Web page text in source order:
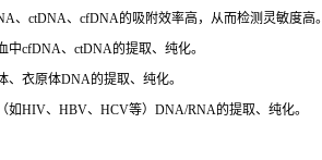
、ctDNA、cfDNA的吸附效率高，从而检测灵敏度高。
cfDNA、ctDNA的提取、纯化。
衣原体DNA的提取、纯化。
如HIV、HBV、HCV等）DNA/RNA的提取、纯化。